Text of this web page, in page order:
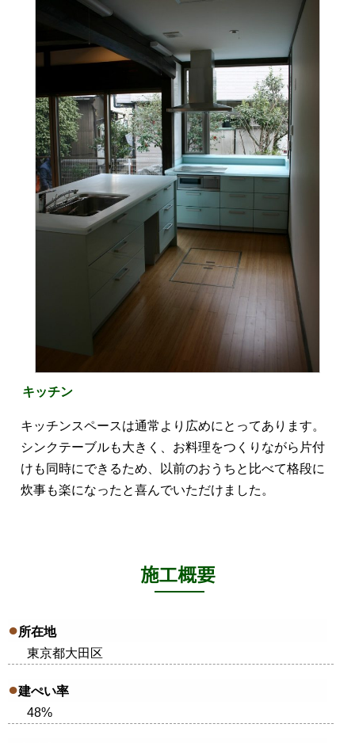
キッチン
キッチンスペースは通常より広めにとってあります。
シンクテーブルも大きく、お料理をつくりながら片付
けも同時にできるため、以前のおうちと比べて格段に
炊事も楽になったと喜んでいただけました。
所在地
東京都大田区
建ぺい率
48%